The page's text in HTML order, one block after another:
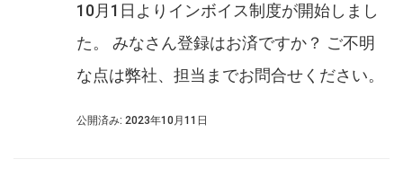
10月1日よりインボイス制度が開始しまし
た。 みなさん登録はお済ですか？ ご不明
な点は弊社、担当までお問合せください。
公開済み: 2023年10月11日